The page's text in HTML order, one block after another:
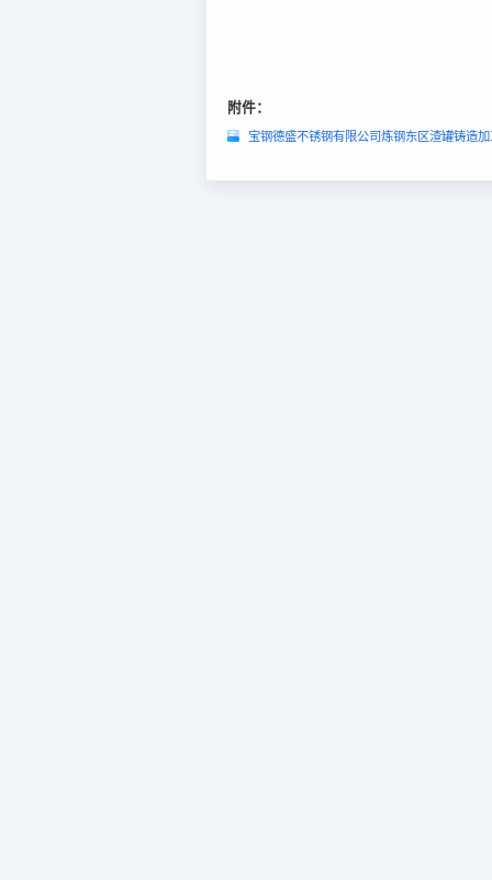
附件：
宝钢德盛不锈钢有限公司炼钢东区渣罐铸造